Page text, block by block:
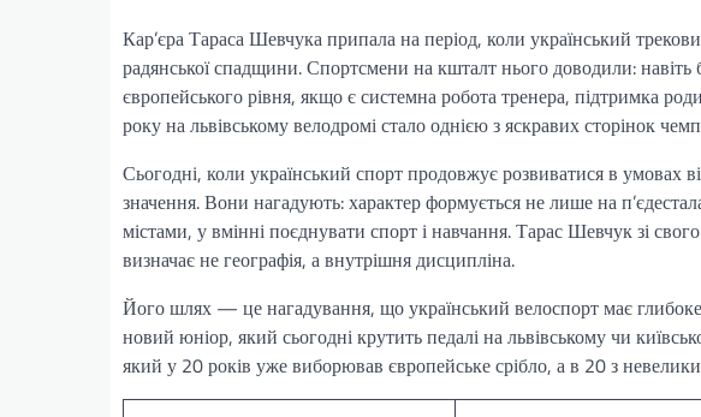
Кар’єра Тараса Шевчука припала на період, коли український
радянської спадщини. Спортсмени на кшталт нього доводили: навіть
європейського рівня, якщо є системна робота тренера, підтримка
року на львівському велодромі стало однією з яскравих сторінок
Сьогодні, коли український спорт продовжує розвиватися в умовах
значення. Вони нагадують: характер формується не лише на
містами, у вмінні поєднувати спорт і навчання. Тарас Шевчук зі
визначає не географія, а внутрішня дисципліна.
Його шлях — це нагадування, що український велоспорт має
новий юніор, який сьогодні крутить педалі на львівському чи
який у 20 років уже виборював європейське срібло, а в 20 з